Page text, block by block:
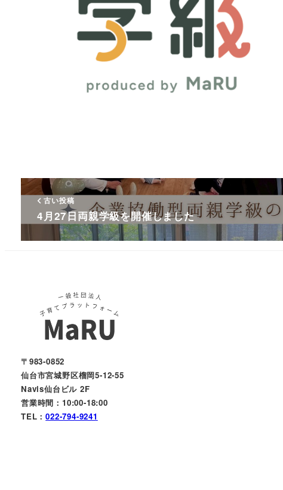
古い投稿
4月27日両親学級を開催しました
〒983-0852
仙台市宮城野区榴岡5-12-55
Navis仙台ビル 2F
営業時間：10:00-18:00
TEL：022-794-9241